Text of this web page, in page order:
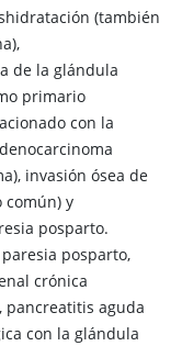
(también
de la glándula
primario
con la
invasión ósea de
común) y
posparto.
posparto,
crónica
aguda
con la glándula